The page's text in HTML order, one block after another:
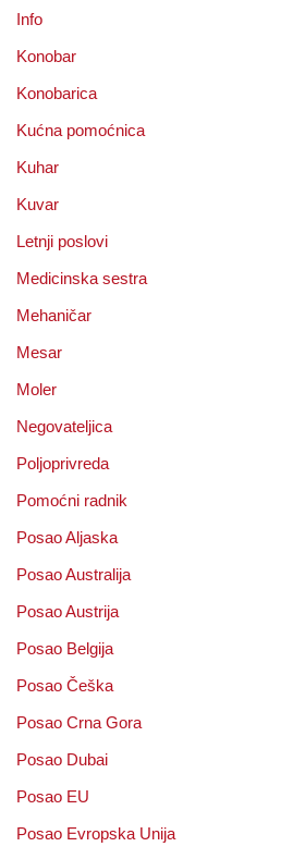
Info
Konobar
Konobarica
Kućna pomoćnica
Kuhar
Kuvar
Letnji poslovi
Medicinska sestra
Mehaničar
Mesar
Moler
Negovateljica
Poljoprivreda
Pomoćni radnik
Posao Aljaska
Posao Australija
Posao Austrija
Posao Belgija
Posao Češka
Posao Crna Gora
Posao Dubai
Posao EU
Posao Evropska Unija